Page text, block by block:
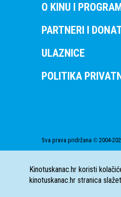
O KINU I
PARTNERI I
ULAZNICE
POLITIKA
Sva prava pridržana © 2004-
Kinotuskanac.hr koristi
kinotuskanac.hr stranica